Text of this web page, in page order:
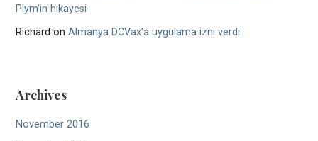
Plym’in hikayesi
Richard onAlmanya DCVax’a uygulama izni verdi
Archives
November 2016